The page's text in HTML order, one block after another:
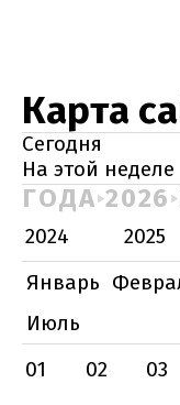
Карта
Сегодня
На этой неделе
ГОДА 2026
2024 2025
Январь
Июль
01
02 03